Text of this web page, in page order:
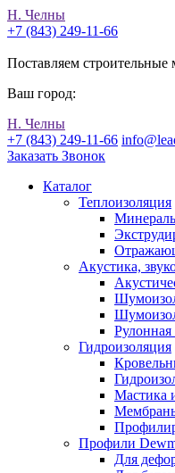
Н. Челны
+7 (843) 249-11-66
Поставляем
Ваш город:
Н. Челны
+7 (843) 249-11-66
Заказать Звонок
Каталог
Теплоизоляция
Акустика,
Гидроизоляция
Мастика
Профили
Для